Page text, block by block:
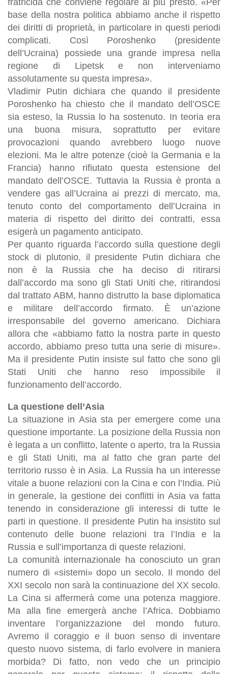
base della nostra politica abbiamo anche il rispetto
dei diritti di proprietà, in particolare in questi periodi
complicati. Così Poroshenko (presidente
dell’Ucraina) possiede una grande impresa nella
regione di Lipetsk e non interveniamo
assolutamente su questa impresa».
Vladimir Putin dichiara che quando il presidente
Poroshenko ha chiesto che il mandato dell’OSCE
sia esteso, la Russia lo ha sostenuto. In teoria era
una buona misura, soprattutto per evitare
provocazioni quando avrebbero luogo nuove
elezioni. Ma le altre potenze (cioè la Germania e la
Francia) hanno rifiutato questa estensione del
mandato dell’OSCE. Tuttavia la Russia è pronta a
vendere gas all’Ucraina ai prezzi di mercato, ma,
tenuto conto del comportamento dell’Ucraina in
materia di rispetto del diritto dei contratti, essa
esigerà un pagamento anticipato.
Per quanto riguarda l’accordo sulla questione degli
stock di plutonio, il presidente Putin dichiara che
non è la Russia che ha deciso di ritirarsi
dall’accordo ma sono gli Stati Uniti che, ritirandosi
dal trattato ABM, hanno distrutto la base diplomatica
e militare dell’accordo firmato. È un’azione
irresponsabile del governo americano. Dichiara
allora che «abbiamo fatto la nostra parte in questo
accordo, abbiamo preso tutta una serie di misure».
Ma il presidente Putin insiste sul fatto che sono gli
Stati Uniti che hanno reso impossibile il
funzionamento dell’accordo.
La questione dell’Asia
La situazione in Asia sta per emergere come una
questione importante. La posizione della Russia non
è legata a un conflitto, latente o aperto, tra la Russia
e gli Stati Uniti, ma al fatto che gran parte del
territorio russo è in Asia. La Russia ha un interesse
vitale a buone relazioni con la Cina e con l’India. Più
in generale, la gestione dei conflitti in Asia va fatta
tenendo in considerazione gli interessi di tutte le
parti in questione. Il presidente Putin ha insistito sul
contenuto delle buone relazioni tra l’India e la
Russia e sull’importanza di queste relazioni.
La comunità internazionale ha conosciuto un gran
numero di «sistemi» dopo un secolo. Il mondo del
XXI secolo non sarà la continuazione del XX secolo.
La Cina si affermerà come una potenza maggiore.
Ma alla fine emergerà anche l’Africa. Dobbiamo
inventare l’organizzazione del mondo futuro.
Avremo il coraggio e il buon senso di inventare
questo nuovo sistema, di farlo evolvere in maniera
morbida? Di fatto, non vedo che un principio